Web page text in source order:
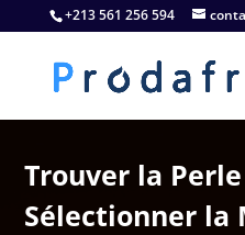
+213 561 256 594
Trouver la
Sélectionner la